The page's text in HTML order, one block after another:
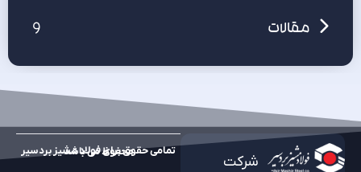
مقالات 9
شرکت
تمامی حقوق برای فولاد مشیز بردسیر محفوظ می باشد